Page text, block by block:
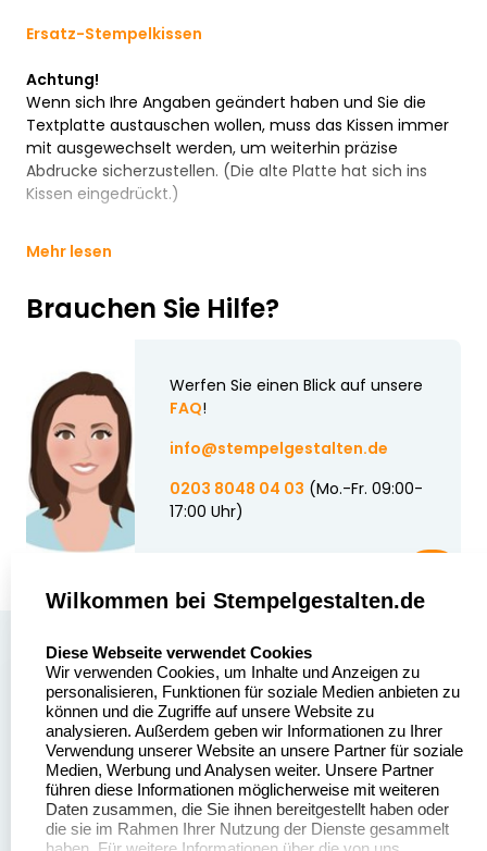
Ersatz-Stempelkissen
Achtung!
Wenn sich Ihre Angaben geändert haben und Sie die
Textplatte austauschen wollen, muss das Kissen immer
mit ausgewechselt werden, um weiterhin präzise
Abdrucke sicherzustellen. (Die alte Platte hat sich ins
Kissen eingedrückt.)
Mehr lesen
Brauchen Sie Hilfe?
Werfen Sie einen Blick auf unsere
FAQ!
info@stempelgestalten.de
0203 8048 04 03 (Mo.-Fr. 09:00-
17:00 Uhr)
Stempelgestalten.de
Asterlager Straße 97
47228 Duisburg
Deutschland
Über uns
Sitemap
Alle
Stempelinformationen
Wilkommen bei Stempelgestalten.de
Diese Webseite verwendet Cookies
Wir verwenden Cookies, um Inhalte und Anzeigen zu
personalisieren, Funktionen für soziale Medien anbieten zu
können und die Zugriffe auf unsere Website zu
analysieren. Außerdem geben wir Informationen zu Ihrer
Verwendung unserer Website an unsere Partner für soziale
Medien, Werbung und Analysen weiter. Unsere Partner
führen diese Informationen möglicherweise mit weiteren
Daten zusammen, die Sie ihnen bereitgestellt haben oder
die sie im Rahmen Ihrer Nutzung der Dienste gesammelt